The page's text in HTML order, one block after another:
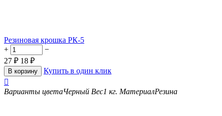
Резиновая крошка РК-5
+
−
27 ₽ 18 ₽
В корзину
Купить в один клик

Варианты цветаЧерный Вес1 кг. МатериалРезина